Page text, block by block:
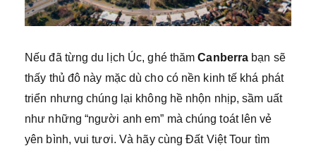
Nếu đã từng du lịch Úc, ghé thămCanberra bạn sẽ
thấy thủ đô này mặc dù cho có nền kinh tế khá phát
triển nhưng chúng lại không hề nhộn nhịp, sầm uất
như những “người anh em” mà chúng toát lên vẻ
yên bình, vui tươi. Và hãy cùng Đất Việt Tour tìm